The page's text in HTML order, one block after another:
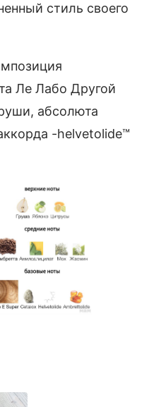
стиль своего
Ле Лабо Другой
абсолюта
-helvetolide™